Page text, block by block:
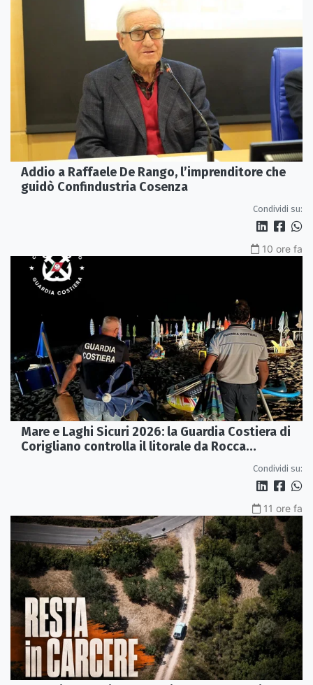
Addio a Raffaele De Rango, l’imprenditore che
guidò Confindustria Cosenza
Condividi su:
10 ore fa
Mare e Laghi Sicuri 2026: la Guardia Costiera di
Corigliano controlla il litorale da Rocca
Condividi su:
11 ore fa